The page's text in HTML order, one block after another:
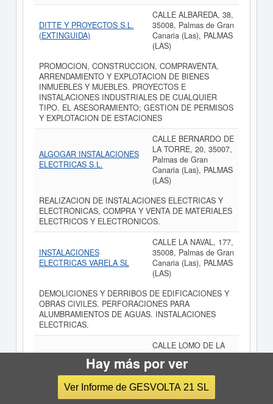
DITTE Y PROYECTOS S.L.
(EXTINGUIDA)
CALLE ALBAREDA, 38,
35008, Palmas de Gran
Canaria (Las), PALMAS
(LAS)
PROMOCION, CONSTRUCCION, COMPRAVENTA,
ARRENDAMIENTO Y EXPLOTACION DE BIENES
INMUEBLES Y MUEBLES. PROYECTOS E
INSTALACIONES INDUSTRIALES DE CUALQUIER
TIPO. EL ASESORAMIENTO; GESTION DE PERMISOS
Y EXPLOTACION DE ESTACIONES
ALGOGAR INSTALACIONES
ELECTRICAS S.L.
CALLE BERNARDO DE
LA TORRE, 20, 35007,
Palmas de Gran
Canaria (Las), PALMAS
(LAS)
REALIZACION DE INSTALACIONES ELECTRICAS Y
ELECTRONICAS, COMPRA Y VENTA DE MATERIALES
ELECTRICOS Y ELECTRONICOS.
INSTALACIONES
ELECTRICAS VARELA SL
CALLE LA NAVAL, 177,
35008, Palmas de Gran
Canaria (Las), PALMAS
(LAS)
DEMOLICIONES Y DERRIBOS DE EDIFICACIONES Y
OBRAS CIVILES. PERFORACIONES PARA
ALUMBRAMIENTOS DE AGUAS. INSTALACIONES
ELECTRICAS.
IS ELECTRICIDAD
INSTALACIONES Y
SERVICIOS ELECTRICOS SL
CALLE LOMO DE LA
BARRERA, 73, 35018,
Palmas de Gran
Canaria (Las), PALMAS
(LAS)
Hay más por ver
Ver Informe de GESVOLTA 21 SL